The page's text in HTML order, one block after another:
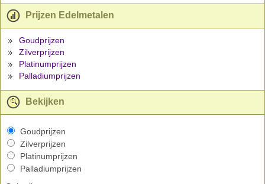
Prijzen Edelmetalen
Goudprijzen
Zilverprijzen
Platinumprijzen
Palladiumprijzen
Bekijken
Goudprijzen
Zilverprijzen
Platinumprijzen
Palladiumprijzen